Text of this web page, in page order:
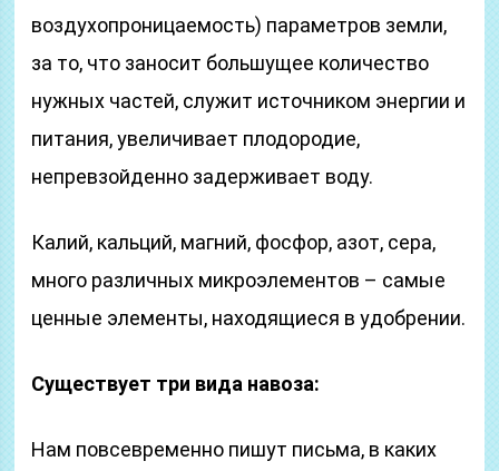
воздухопроницаемость) параметров земли,
за то, что заносит большущее количество
нужных частей, служит источником энергии и
питания, увеличивает плодородие,
непревзойденно задерживает воду.
Калий, кальций, магний, фосфор, азот, сера,
много различных микроэлементов – самые
ценные элементы, находящиеся в удобрении.
Существует три вида навоза:
Нам повсевременно пишут письма, в каких